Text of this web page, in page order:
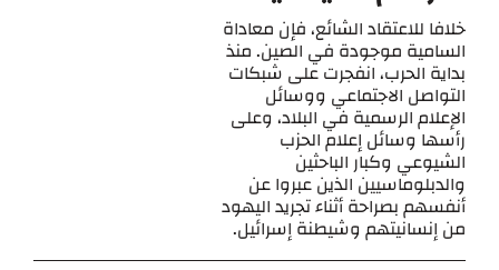
خلافا للاعتقاد الشائع، فإن معاداة
السامية موجودة في الصين. منذ
بداية الحرب، انفجرت على شبكات
التواصل الاجتماعي ووسائل
الإعلام الرسمية في البلاد، وعلى
رأسها وسائل إعلام الحزب
الشيوعي وكبار الباحثين
والدبلوماسيين الذين عبروا عن
أنفسهم بصراحة أثناء تجريد اليهود
من إنسانيتهم ​​وشيطنة إسرائيل.